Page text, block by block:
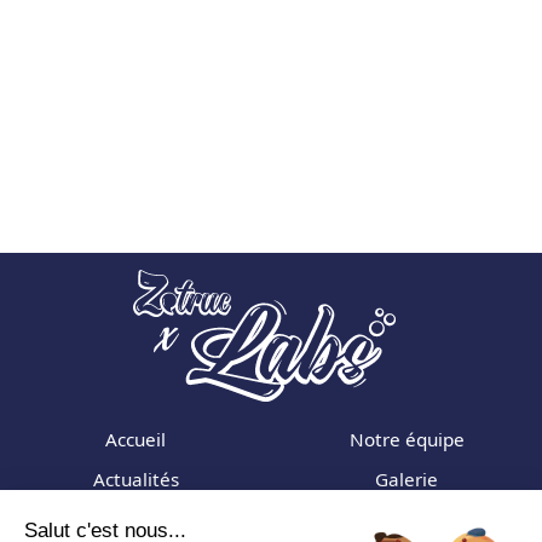
Accueil
Actualités
Formations
Notre équipe
Galerie